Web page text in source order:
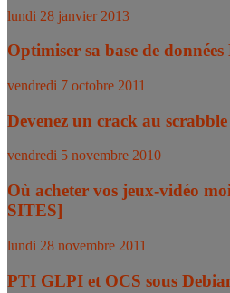
lundi 28 janvier 2013
Optimiser sa base de
vendredi 7 octobre 2011
Devenez un crack au
vendredi 5 novembre 2010
Où acheter vos jeux-vidéo
SITES]
lundi 28 novembre 2011
PTI GLPI et OCS sous